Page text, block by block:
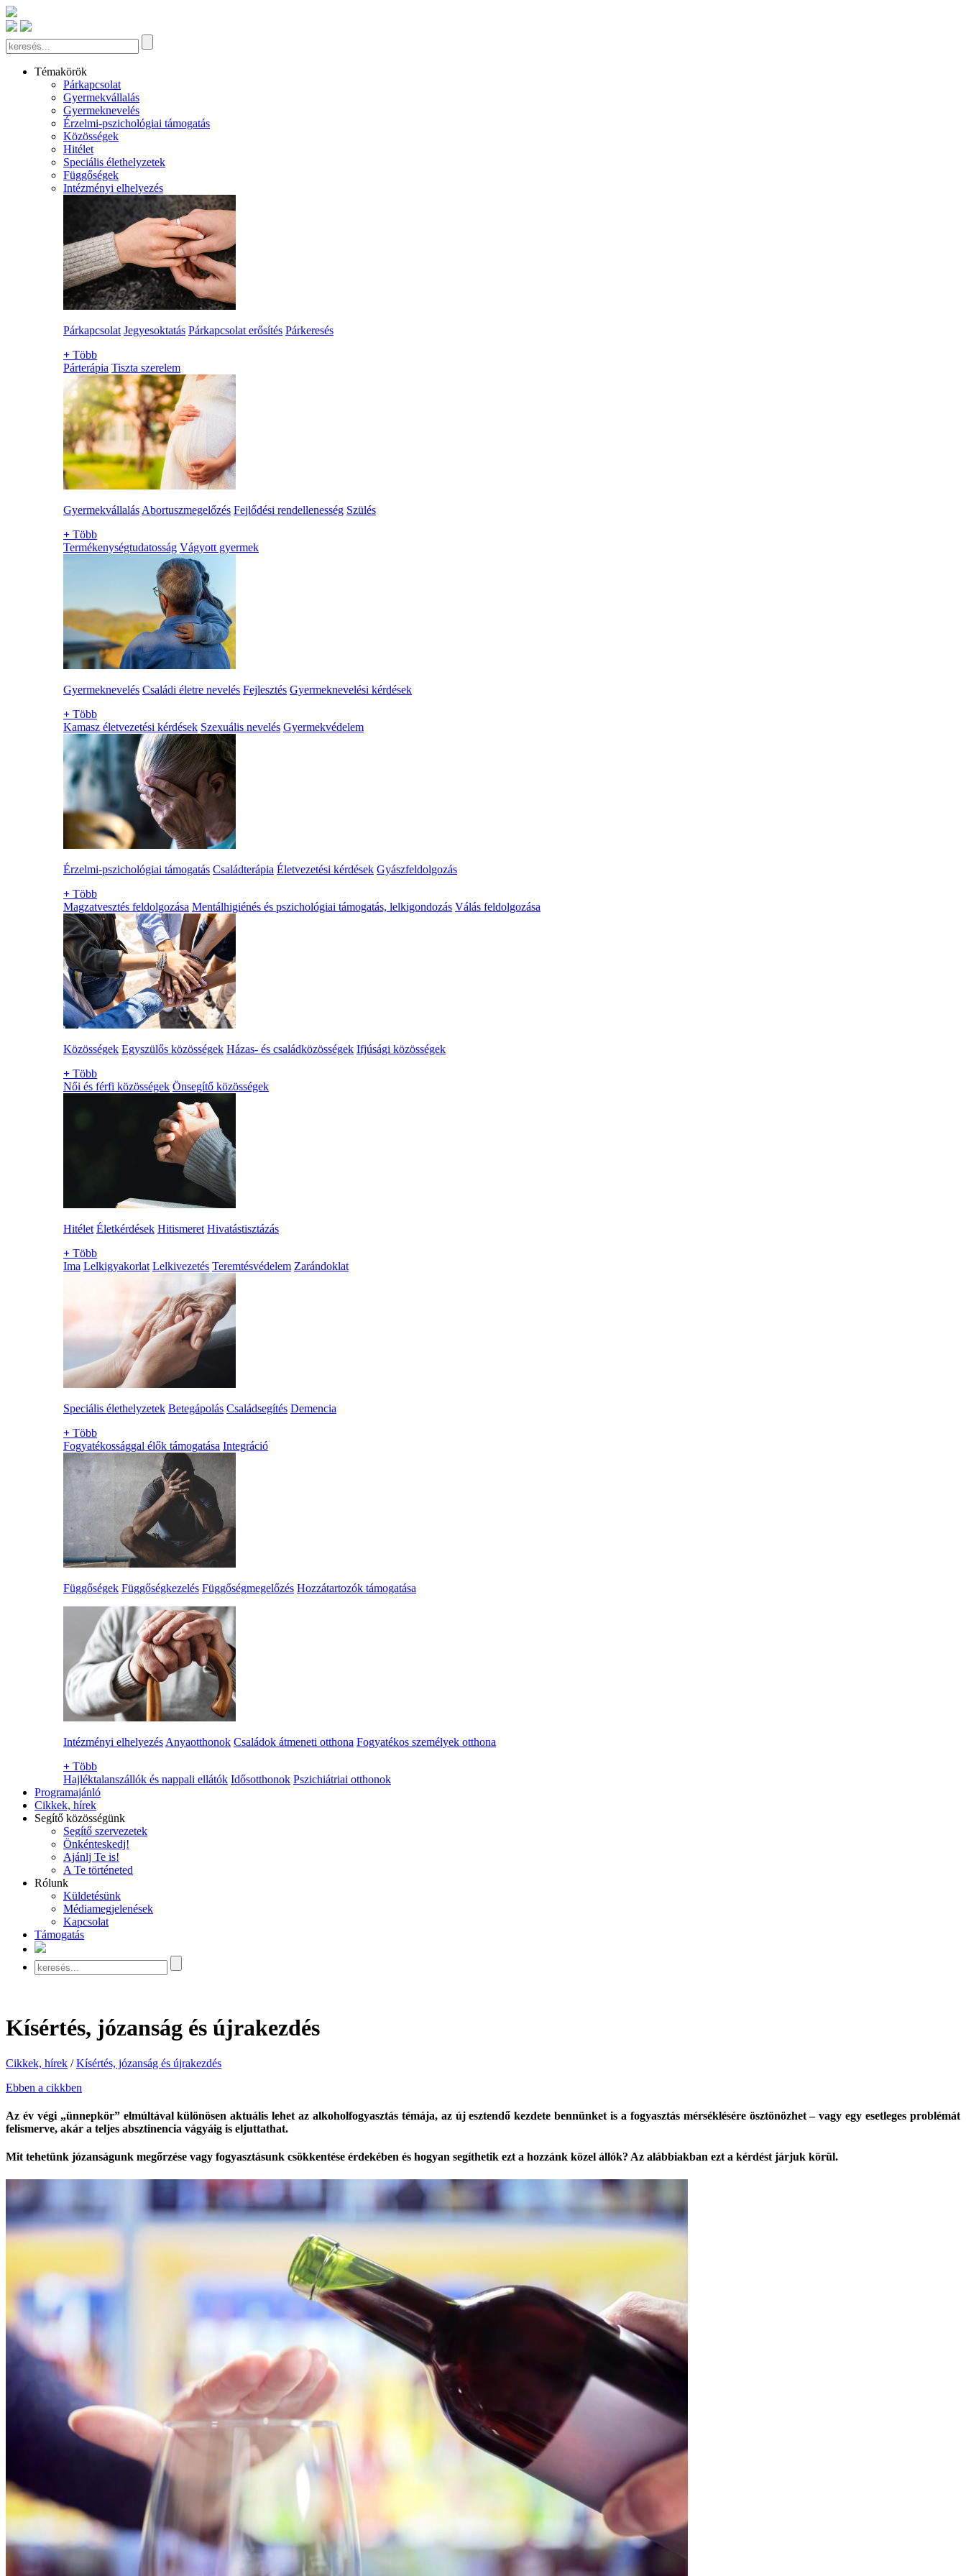
Témakörök
Párkapcsolat
Gyermekvállalás
Gyermeknevelés
Érzelmi-pszichológiai támogatás
Közösségek
Hitélet
Speciális élethelyzetek
Függőségek
Intézményi elhelyezés
Párkapcsolat Jegyesoktatás Párkapcsolat erősítés Párkeresés
+ Több
Párterápia Tiszta szerelem
Gyermekvállalás Abortuszmegelőzés Fejlődési rendellenesség Szülés
+ Több
Termékenységtudatosság Vágyott gyermek
Gyermeknevelés Családi életre nevelés Fejlesztés Gyermeknevelési kérdések
+ Több
Kamasz életvezetési kérdések Szexuális nevelés Gyermekvédelem
Érzelmi-pszichológiai támogatás Családterápia Életvezetési kérdések Gyászfeldolgozás
+ Több
Magzatvesztés feldolgozása Mentálhigiénés és pszichológiai támogatás, lelkigondozás Válás feldolgozása
Közösségek Egyszülős közösségek Házas- és családközösségek Ifjúsági közösségek
+ Több
Női és férfi közösségek Önsegítő közösségek
Hitélet Életkérdések Hitismeret Hivatástisztázás
+ Több
Ima Lelkigyakorlat Lelkivezetés Teremtésvédelem Zarándoklat
Speciális élethelyzetek Betegápolás Családsegítés Demencia
+ Több
Fogyatékossággal élők támogatása Integráció
Függőségek Függőségkezelés Függőségmegelőzés Hozzátartozók támogatása
Intézményi elhelyezés Anyaotthonok Családok átmeneti otthona Fogyatékos személyek otthona
+ Több
Hajléktalanszállók és nappali ellátók Idősotthonok Pszichiátriai otthonok
Programajánló
Cikkek, hírek
Segítő közösségünk
Segítő szervezetek
Önkénteskedj!
Ajánlj Te is!
A Te történeted
Rólunk
Küldetésünk
Médiamegjelenések
Kapcsolat
Támogatás
Kísértés, józanság és újrakezdés
Cikkek, hírek /Kísértés, józanság és újrakezdés
Ebben a cikkben
Az év végi „ünnepkör” elmúltával különösen aktuális lehet az alkoholfogyasztás témája, az új esztendő kezdete bennünket is a fogyasztás mérséklésére ösztönözhet – vagy egy esetleges problémát
felismerve, akár a teljes absztinencia vágyáig is eljuttathat.
Mit tehetünk józanságunk megőrzése vagy fogyasztásunk csökkentése érdekében és hogyan segíthetik ezt a hozzánk közel állók? Az alábbiakban ezt a kérdést járjuk körül.